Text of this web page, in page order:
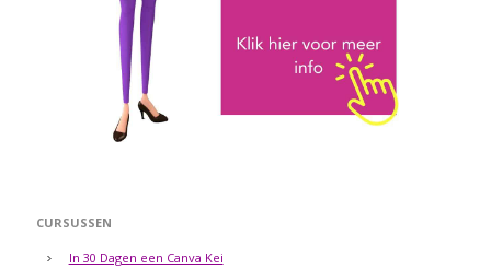
CURSUSSEN
In 30 Dagen een Canva Kei